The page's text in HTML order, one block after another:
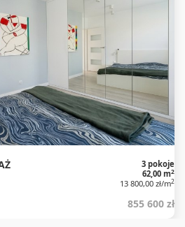
3 pokoje
62,00 m2
13 800,00 zł/m2
855 600 zł